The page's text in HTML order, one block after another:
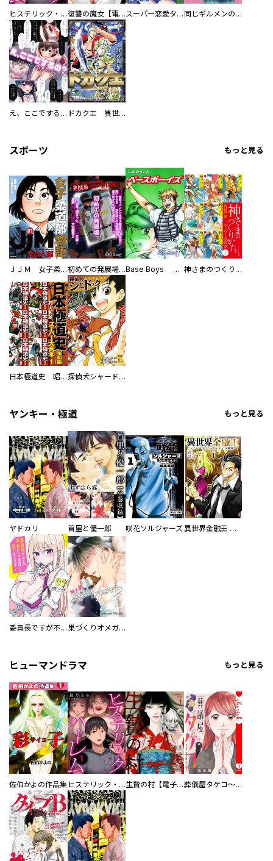
ヒステリック・ハーレム～搾られる男と堕ちる女～【電子単行本版】 復讐の魔女【電子単行本版】 スーパー恋愛タイム！～現場でドＳな彼女は自宅でデレる～ 同じギルメンの声が好き
え、ここでするの？ アイドルのファンが知らない日常 ドカクエ 異世界ドカコッククエスト
スポーツ もっと見る
ＪＪＭ 女子柔道部物語 社会人編 初めての発展場 【白抜き修正版】 Base Boys 新装版 神さまのつくりかた。スーパー大合本
日本極道史 昭和編 スーパー大合本 探偵犬シャードック（新装版）
ヤンキー・極道 もっと見る
ヤドカリ 首里と優一郎 咲花ソルジャーズ 異世界金融王 ～クローネ・ゴルディオンの覇道～
委員長ですが不良になるほど恋してます！ 巣づくりオメガバース
ヒューマンドラマ もっと見る
佐伯かよの作品集 ヒステリック・ハーレム～搾られる男と堕ちる女～【電子単行本版】 生贄の村【電子単行本版】 葬儀屋タケコ～あなたの最期、叶えます【電子単行本版】